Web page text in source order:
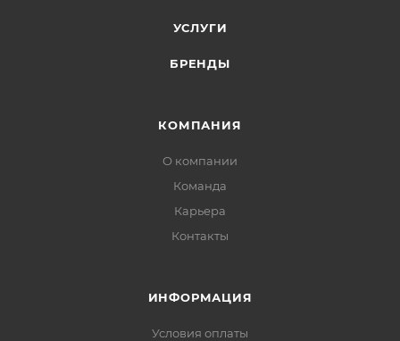
УСЛУГИ
БРЕНДЫ
КОМПАНИЯ
О компании
Команда
Карьера
Контакты
ИНФОРМАЦИЯ
Условия оплаты